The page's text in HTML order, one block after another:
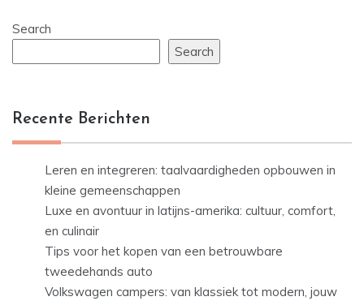
Search
Search
Recente Berichten
Leren en integreren: taalvaardigheden opbouwen in
kleine gemeenschappen
Luxe en avontuur in latijns-amerika: cultuur, comfort,
en culinair
Tips voor het kopen van een betrouwbare
tweedehands auto
Volkswagen campers: van klassiek tot modern, jouw